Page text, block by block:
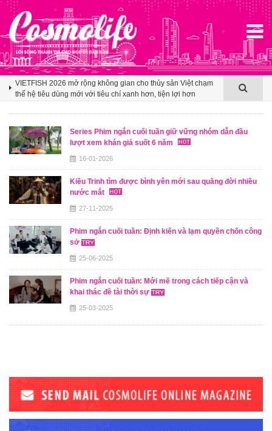
Klook hé lộ khoảng trống cảm ơn trong văn hóa du lịch nhóm
của người Việt
VIETFISH 2026 mở rộng không gian cho thủy sản Việt chạm
thế hệ tiêu dùng mới với tiêu chí xanh hơn, tiện lợi hơn
Booking.com x Mille Mille biến ly cà phê thành tấm vé mở lối
du lịch Việt
Klook hé lộ khoảng trống cảm ơn trong văn hóa du lịch nhóm
VIETFISH 2026 mở rộng không gian cho thủy sản Việt chạm
thế hệ tiêu dùng mới với tiêu chí xanh hơn, tiện lợi hơn
Series Phim ngắn cuối tuần giữ vững nhóm dẫn đầu
lượt xem khán giả suốt 6 năm
16-01-2026
Kiều Trinh tìm được bình yên mới sau quãng đời nhiều
nước mắt
27-11-2025
Phim ngắn cuối tuần: Định kiến và lạm quyền chốn công
sở
25-06-2025
Phim ngắn cuối tuần: Mới mẽ trong cách tiếp cận và
khai thác đề tài thời sự
25-03-2025